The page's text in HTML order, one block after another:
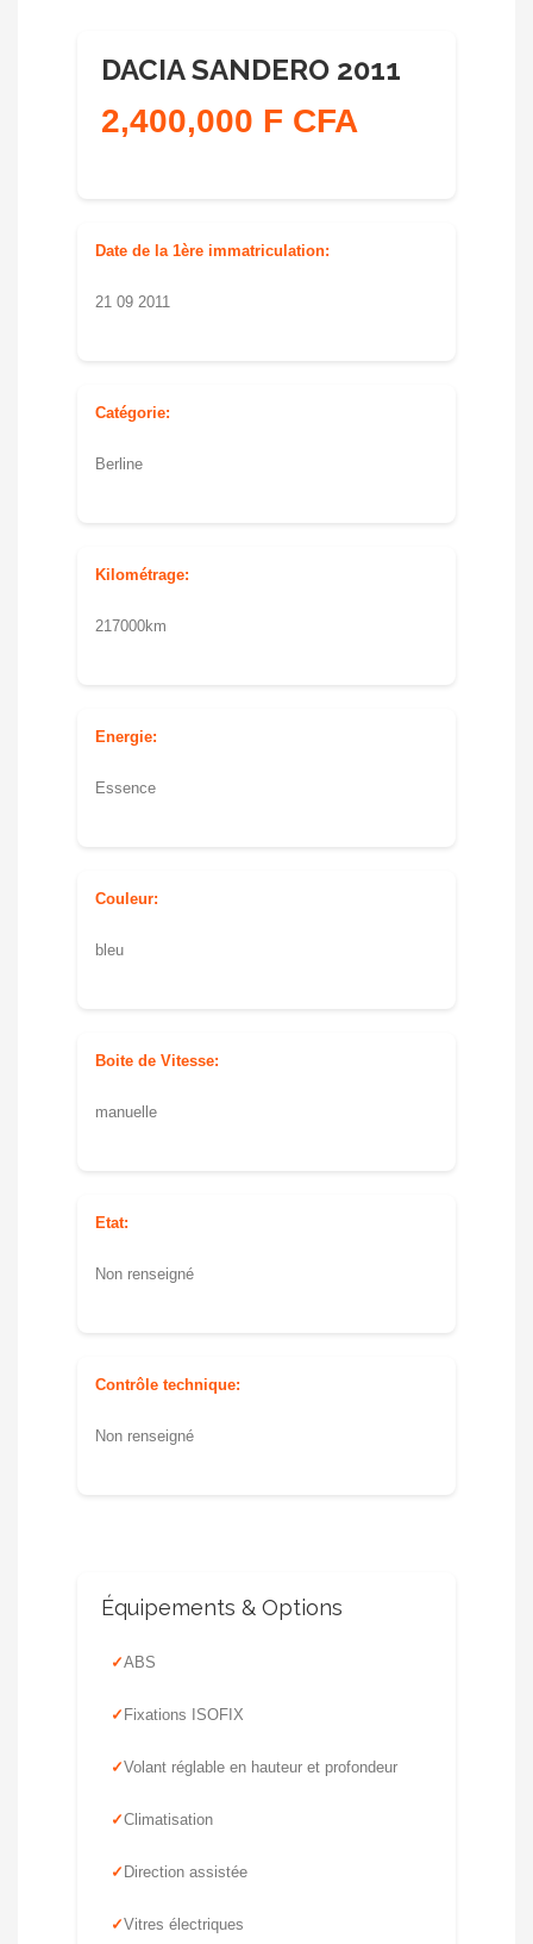
DACIA SANDERO 2011
2,400,000 F CFA
Date de la 1ère immatriculation:
21 09 2011
Catégorie:
Berline
Kilométrage:
217000km
Energie:
Essence
Couleur:
bleu
Boite de Vitesse:
manuelle
Etat:
Non renseigné
Contrôle technique:
Non renseigné
Équipements & Options
ABS
Fixations ISOFIX
Volant réglable en hauteur et profondeur
Climatisation
Direction assistée
Vitres électriques